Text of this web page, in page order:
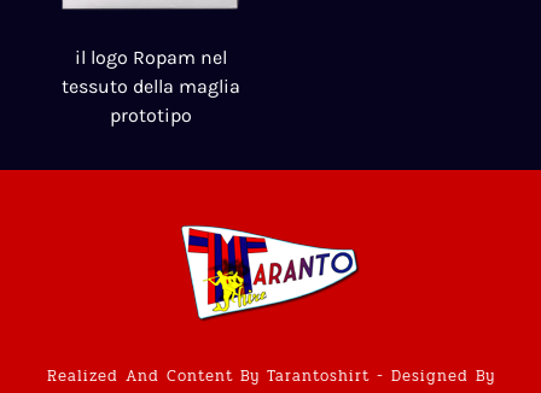
il logo Ropam nel
tessuto della maglia
prototipo
Realized And Content By Tarantoshirt - Designed By